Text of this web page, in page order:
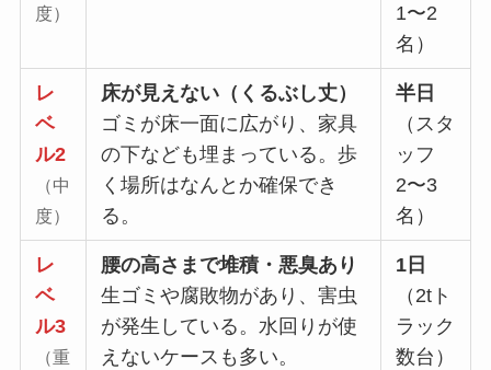
度）
1〜2
名）
レ
ベ
ル2
（中
度）
床が見えない（くるぶし丈）
ゴミが床一面に広がり、家具
の下なども埋まっている。歩
く場所はなんとか確保でき
る。
半日
（スタ
ッフ
2〜3
名）
レ
ベ
ル3
（重
腰の高さまで堆積・悪臭あり
生ゴミや腐敗物があり、害虫
が発生している。水回りが使
えないケースも多い。
1日
（2tト
ラック
数台）